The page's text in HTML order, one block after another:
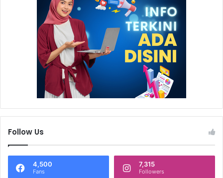
Follow Us
4,500
Fans
7,315
Followers